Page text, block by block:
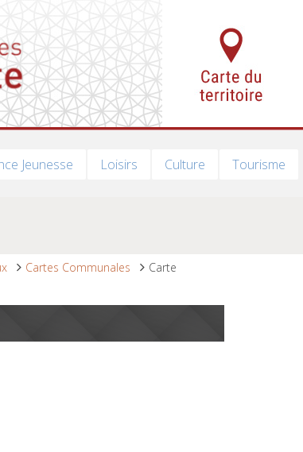
Jeunesse Loisirs Culture
Tourisme
Cartes Communales
Carte